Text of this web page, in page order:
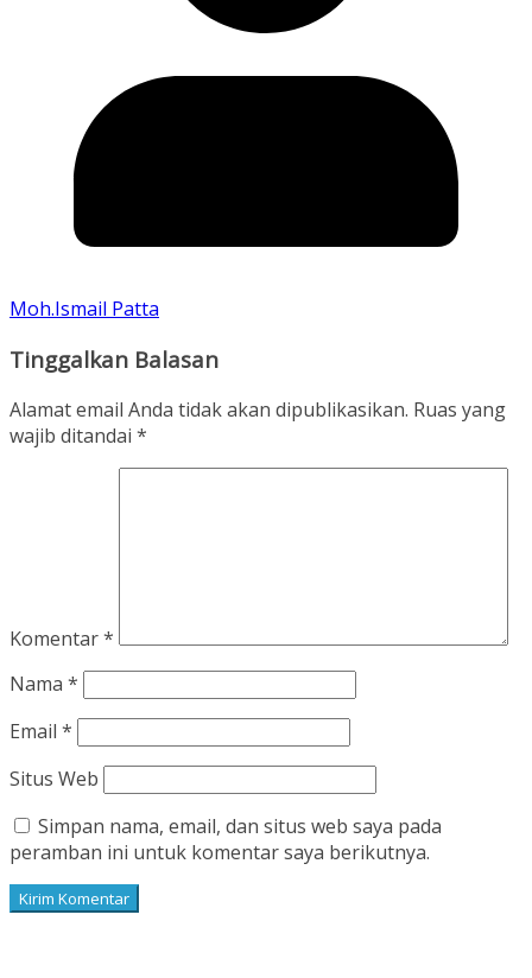
Moh.Ismail Patta
Tinggalkan Balasan
Alamat email Anda tidak akan dipublikasikan. Ruas yang
wajib ditandai *
Komentar*
Nama *
Email *
Situs Web
Simpan nama, email, dan situs web saya pada
peramban ini untuk komentar saya berikutnya.